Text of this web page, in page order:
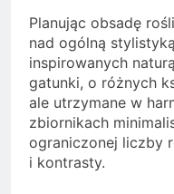
Planując obsadę
nad ogólną
inspirowanych
gatunki, o różnych
ale utrzymane w
zbiornikach
ograniczonej liczby
i kontrasty.